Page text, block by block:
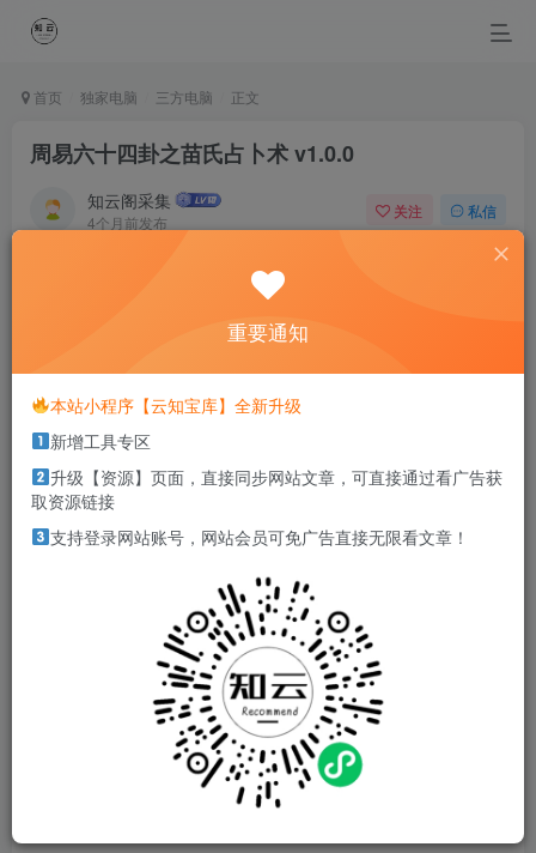
首页 独家电脑 三方电脑 正文
周易六十四卦之苗氏占卜术 v1.0.0
知云阁采集
4个月前发布
关注 私信
May you live like a child forever.
愿你永远活的像个孩子
本站部分资源打包为压缩包以方便分享，涉及较多
击解压密码
软件介绍
发现身边有好多朋友都有选择困难综合征，在做事情时总是
犹犹豫豫，犹豫不定，包括我自己也经常会出现以上情况，
于是灵机一动，想着古人都是借助国学“风水学说”占卜术来
决定事情的进与退，所以自然而然我就想到了“周易六十四
卦”国学盛典，于是我自己上网上翻阅了很多资料，查阅了很
多文献，深度学习了“周易六十四卦”中的风水学说，然后使
用python语言进行表达，为了表示对风水学说的敬意与尊
重要通知
本站小程序【云知宝库】全新升级
新增工具专区
升级【资源】页面，直接同步网站文章，可直接通过看广告获
取资源链接
支持登录网站账号，网站会员可免广告直接无限看文章！